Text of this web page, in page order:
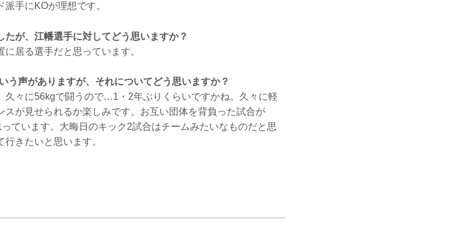
手にKOが理想です。
が、江幡選手に対してどう思いますか？
居る選手だと思っています。
声がありますが、それについてどう思いますか？
久々に56kgで闘うので…1・2年ぶりくらいですかね。久々に軽
スが見せられるか楽しみです。お互い団体を背負った試合が
ています。大晦日のキック2試合はチームみたいなものだと思
きたいと思います。